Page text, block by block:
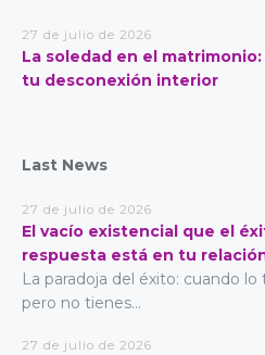
27 de julio de 2026
La soledad en el
tu desconexión interior
Last News
27 de julio de 2026
El vacío existencial que el
respuesta está en tu
La paradoja del éxito: cuando
pero no tienes...
27 de julio de 2026